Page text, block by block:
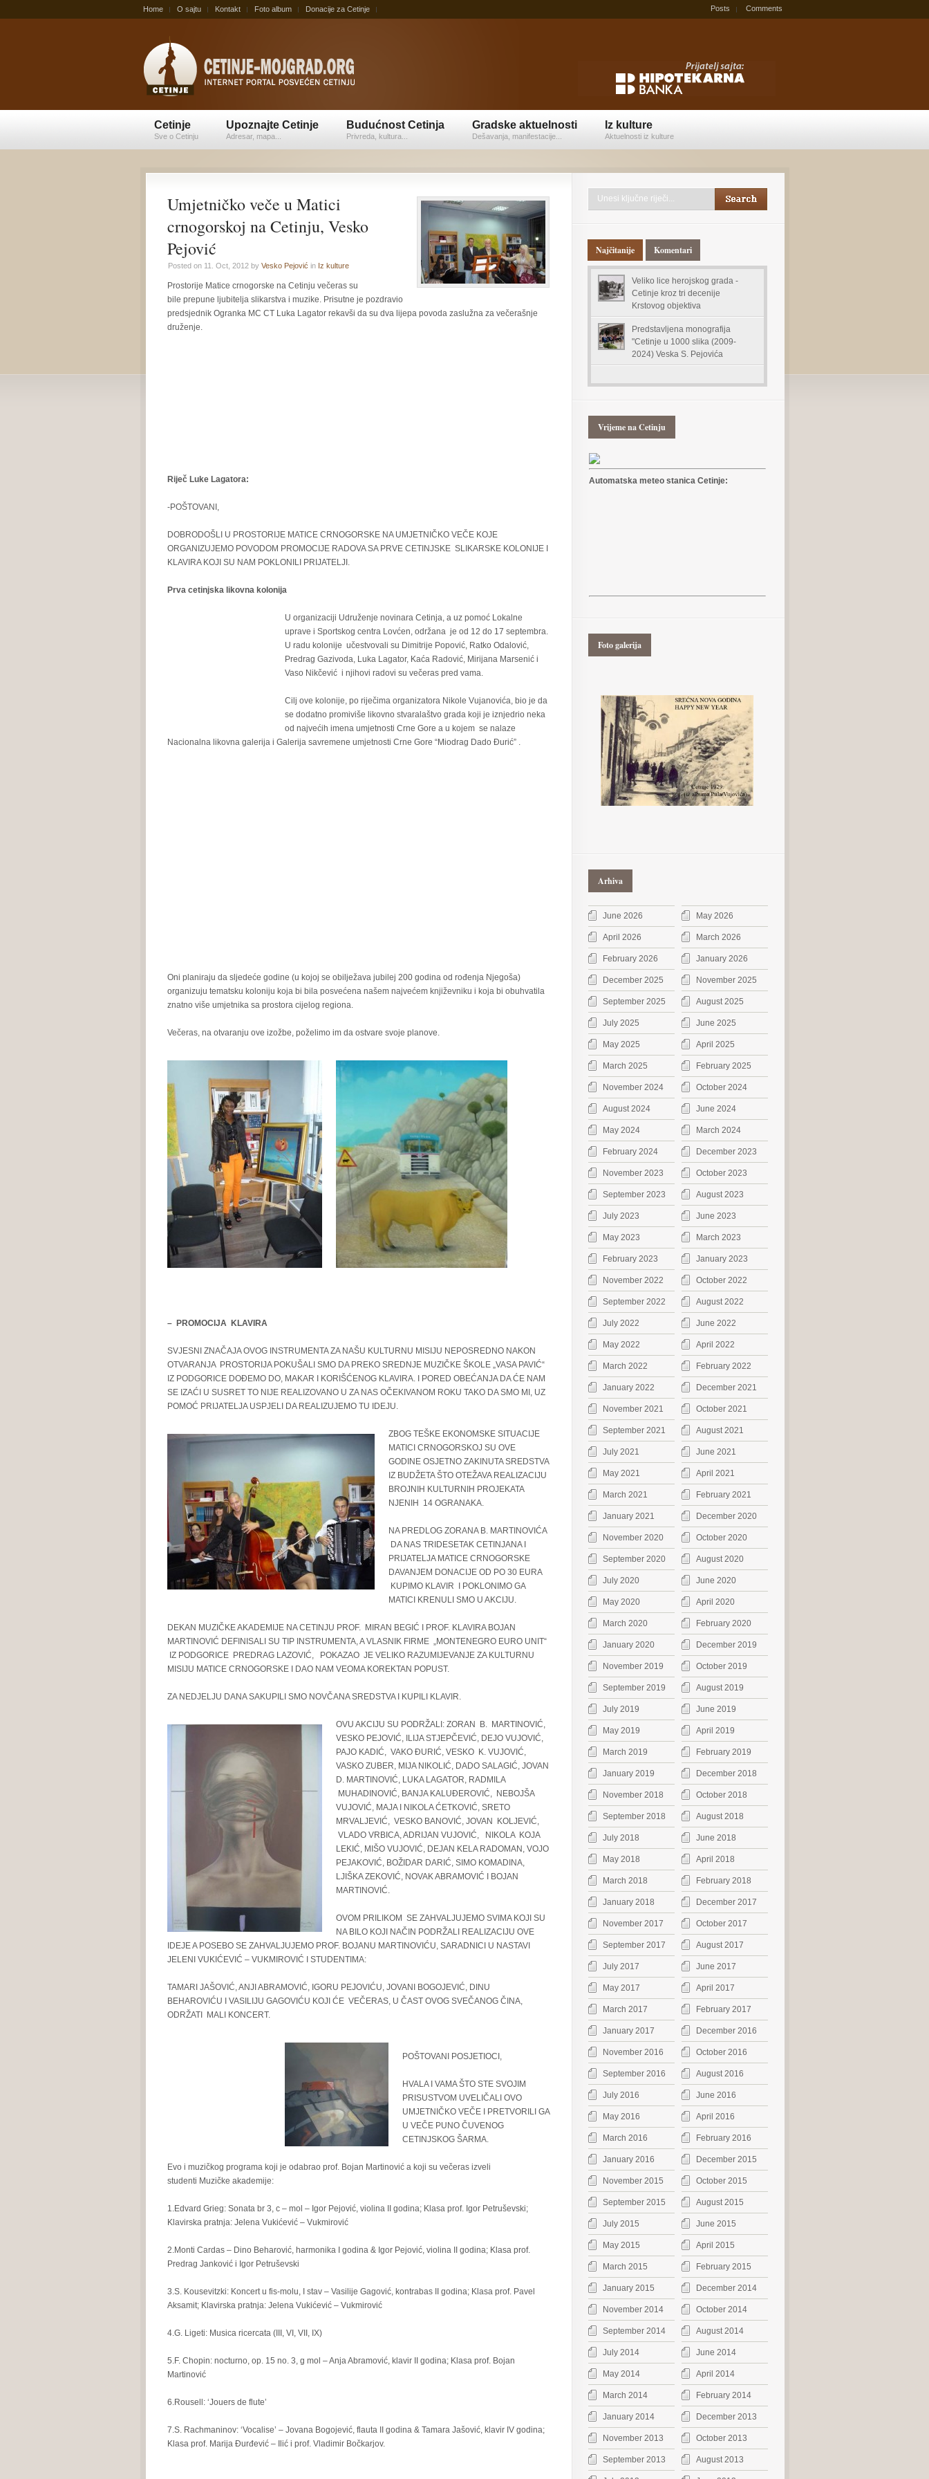
Home O sajtu Kontakt Foto album Donacije za Cetinje Posts Comments
Cetinje
Sve o Cetinju
Upoznajte Cetinje
Adresar, mapa...
Budućnost Cetinja
Privreda, kultura...
Gradske aktuelnosti
Dešavanja, manifestacije...
Iz kulture
Aktuelnosti iz kulture
Umjetničko veče u Matici
crnogorskoj na Cetinju, Vesko
Pejović
Posted on 11. Oct, 2012 by Vesko Pejović in Iz kulture
Prostorije Matice crnogorske na Cetinju večeras su
bile prepune ljubitelja slikarstva i muzike. Prisutne je pozdravio
predsjednik Ogranka MC CT Luka Lagator rekavši da su dva lijepa povoda zaslužna za večerašnje
druženje.
Riječ Luke Lagatora:
-POŠTOVANI,
DOBRODOŠLI U PROSTORIJE MATICE CRNOGORSKE NA UMJETNIČKO VEČE KOJE
ORGANIZUJEMO POVODOM PROMOCIJE RADOVA SA PRVE CETINJSKE SLIKARSKE KOLONIJE I
KLAVIRA KOJI SU NAM POKLONILI PRIJATELJI.
Prva cetinjska likovna kolonija
U organizaciji Udruženje novinara Cetinja, a uz pomoć Lokalne
uprave i Sportskog centra Lovćen, održana je od 12 do 17 septembra.
U radu kolonije učestvovali su Dimitrije Popović, Ratko Odalović,
Predrag Gazivoda, Luka Lagator, Kaća Radović, Mirijana Marsenić i
Vaso Nikčević i njihovi radovi su večeras pred vama.
Cilj ove kolonije, po riječima organizatora Nikole Vujanovića, bio je da
se dodatno promiviše likovno stvaralaštvo grada koji je iznjedrio neka
od najvećih imena umjetnosti Crne Gore a u kojem se nalaze
Nacionalna likovna galerija i Galerija savremene umjetnosti Crne Gore “Miodrag Dado Đurić” .
Oni planiraju da sljedeće godine (u kojoj se obilježava jubilej 200 godina od rođenja Njegoša)
organizuju tematsku koloniju koja bi bila posvećena našem najvećem književniku i koja bi obuhvatila
znatno više umjetnika sa prostora cijelog regiona.
Večeras, na otvaranju ove izožbe, poželimo im da ostvare svoje planove.
– PROMOCIJA KLAVIRA
SVJESNI ZNAČAJA OVOG INSTRUMENTA ZA NAŠU KULTURNU MISIJU NEPOSREDNO NAKON
OTVARANJA PROSTORIJA POKUŠALI SMO DA PREKO SREDNJE MUZIČKE ŠKOLE „VASA PAVIĆ“
IZ PODGORICE DOĐEMO DO, MAKAR I KORIŠĆENOG KLAVIRA. I PORED OBEĆANJA DA ĆE NAM
SE IZAĆI U SUSRET TO NIJE REALIZOVANO U ZA NAS OČEKIVANOM ROKU TAKO DA SMO MI, UZ
POMOĆ PRIJATELJA USPJELI DA REALIZUJEMO TU IDEJU.
ZBOG TEŠKE EKONOMSKE SITUACIJE
MATICI CRNOGORSKOJ SU OVE
GODINE OSJETNO ZAKINUTA SREDSTVA
IZ BUDŽETA ŠTO OTEŽAVA REALIZACIJU
BROJNIH KULTURNIH PROJEKATA
NJENIH 14 OGRANAKA.
NA PREDLOG ZORANA B. MARTINOVIĆA
DA NAS TRIDESETAK CETINJANA I
PRIJATELJA MATICE CRNOGORSKE
DAVANJEM DONACIJE OD PO 30 EURA
KUPIMO KLAVIR I POKLONIMO GA
MATICI KRENULI SMO U AKCIJU.
DEKAN MUZIČKE AKADEMIJE NA CETINJU PROF. MIRAN BEGIĆ I PROF. KLAVIRA BOJAN
MARTINOVIĆ DEFINISALI SU TIP INSTRUMENTA, A VLASNIK FIRME „MONTENEGRO EURO UNIT“
IZ PODGORICE PREDRAG LAZOVIĆ, POKAZAO JE VELIKO RAZUMIJEVANJE ZA KULTURNU
MISIJU MATICE CRNOGORSKE I DAO NAM VEOMA KOREKTAN POPUST.
ZA NEDJELJU DANA SAKUPILI SMO NOVČANA SREDSTVA I KUPILI KLAVIR.
OVU AKCIJU SU PODRŽALI: ZORAN B. MARTINOVIĆ,
VESKO PEJOVIĆ, ILIJA STJEPČEVIĆ, DEJO VUJOVIĆ,
PAJO KADIĆ, VAKO ĐURIĆ, VESKO K. VUJOVIĆ,
VASKO ZUBER, MIJA NIKOLIĆ, DADO SALAGIĆ, JOVAN
D. MARTINOVIĆ, LUKA LAGATOR, RADMILA
MUHADINOVIĆ, BANJA KALUĐEROVIĆ, NEBOJŠA
VUJOVIĆ, MAJA I NIKOLA ĆETKOVIĆ, SRETO
MRVALJEVIĆ, VESKO BANOVIĆ, JOVAN KOLJEVIĆ,
VLADO VRBICA, ADRIJAN VUJOVIĆ, NIKOLA KOJA
LEKIĆ, MIŠO VUJOVIĆ, DEJAN KELA RADOMAN, VOJO
PEJAKOVIĆ, BOŽIDAR DARIĆ, SIMO KOMADINA,
LJIŠKA ZEKOVIĆ, NOVAK ABRAMOVIĆ I BOJAN
MARTINOVIĆ.
OVOM PRILIKOM SE ZAHVALJUJEMO SVIMA KOJI SU
NA BILO KOJI NAČIN PODRŽALI REALIZACIJU OVE
IDEJE A POSEBO SE ZAHVALJUJEMO PROF. BOJANU MARTINOVIĆU, SARADNICI U NASTAVI
JELENI VUKIĆEVIĆ – VUKMIROVIĆ I STUDENTIMA:
TAMARI JAŠOVIĆ, ANJI ABRAMOVIĆ, IGORU PEJOVIĆU, JOVANI BOGOJEVIĆ, DINU
BEHAROVIĆU I VASILIJU GAGOVIĆU KOJI ĆE VEČERAS, U ČAST OVOG SVEČANOG ČINA,
ODRŽATI MALI KONCERT.
POŠTOVANI POSJETIOCI,
HVALA I VAMA ŠTO STE SVOJIM
PRISUSTVOM UVELIČALI OVO
UMJETNIČKO VEČE I PRETVORILI GA
U VEČE PUNO ČUVENOG
CETINJSKOG ŠARMA.
Evo i muzičkog programa koji je odabrao prof. Bojan Martinović a koji su večeras izveli
studenti Muzičke akademije:
1.Edvard Grieg: Sonata br 3, c – mol – Igor Pejović, violina II godina; Klasa prof. Igor Petruševski;
Klavirska pratnja: Jelena Vukićević – Vukmirović
2.Monti Cardas – Dino Beharović, harmonika I godina & Igor Pejović, violina II godina; Klasa prof.
Predrag Janković i Igor Petruševski
3.S. Kousevitzki: Koncert u fis-molu, I stav – Vasilije Gagović, kontrabas II godina; Klasa prof. Pavel
Aksamit; Klavirska pratnja: Jelena Vukićević – Vukmirović
4.G. Ligeti: Musica ricercata (III, VI, VII, IX)
5.F. Chopin: nocturno, op. 15 no. 3, g mol – Anja Abramović, klavir II godina; Klasa prof. Bojan
Martinović
6.Rousell: ‘Jouers de flute’
7.S. Rachmaninov: ‘Vocalise’ – Jovana Bogojević, flauta II godina & Tamara Jašović, klavir IV godina;
Klasa prof. Marija Đurđević – Ilić i prof. Vladimir Bočkarjov.
Najčitanije Komentari
Veliko lice herojskog grada -
Cetinje kroz tri decenije
Krstovog objektiva
Predstavljena monografija
"Cetinje u 1000 slika (2009-
2024) Veska S. Pejovića
Vrijeme na Cetinju
Automatska meteo stanica Cetinje:
Foto galerija
Arhiva
June 2026 May 2026
April 2026 March 2026
February 2026 January 2026
December 2025 November 2025
September 2025 August 2025
July 2025 June 2025
May 2025 April 2025
March 2025 February 2025
November 2024 October 2024
August 2024 June 2024
May 2024 March 2024
February 2024 December 2023
November 2023 October 2023
September 2023 August 2023
July 2023 June 2023
May 2023 March 2023
February 2023 January 2023
November 2022 October 2022
September 2022 August 2022
July 2022 June 2022
May 2022 April 2022
March 2022 February 2022
January 2022 December 2021
November 2021 October 2021
September 2021 August 2021
July 2021 June 2021
May 2021 April 2021
March 2021 February 2021
January 2021 December 2020
November 2020 October 2020
September 2020 August 2020
July 2020 June 2020
May 2020 April 2020
March 2020 February 2020
January 2020 December 2019
November 2019 October 2019
September 2019 August 2019
July 2019 June 2019
May 2019 April 2019
March 2019 February 2019
January 2019 December 2018
November 2018 October 2018
September 2018 August 2018
July 2018 June 2018
May 2018 April 2018
March 2018 February 2018
January 2018 December 2017
November 2017 October 2017
September 2017 August 2017
July 2017 June 2017
May 2017 April 2017
March 2017 February 2017
January 2017 December 2016
November 2016 October 2016
September 2016 August 2016
July 2016 June 2016
May 2016 April 2016
March 2016 February 2016
January 2016 December 2015
November 2015 October 2015
September 2015 August 2015
July 2015 June 2015
May 2015 April 2015
March 2015 February 2015
January 2015 December 2014
November 2014 October 2014
September 2014 August 2014
July 2014 June 2014
May 2014 April 2014
March 2014 February 2014
January 2014 December 2013
November 2013 October 2013
September 2013 August 2013